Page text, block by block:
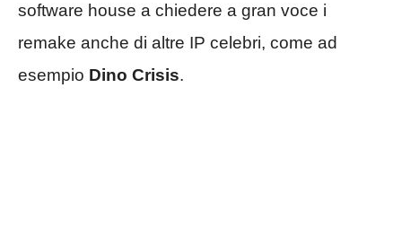
software house a chiedere a gran voce i
remake anche di altre IP celebri, come ad
esempio Dino Crisis.